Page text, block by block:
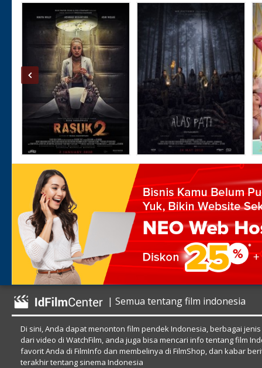
| Semua tentang film indonesia
Di sini, Anda dapat menonton film pendek Indonesia, berbagai
dari video di WatchFilm, anda juga bisa mencari info tentang film
favorit Anda di FilmInfo dan membelinya di FilmShop, dan kabar
terakhir tentang sinema Indonesia